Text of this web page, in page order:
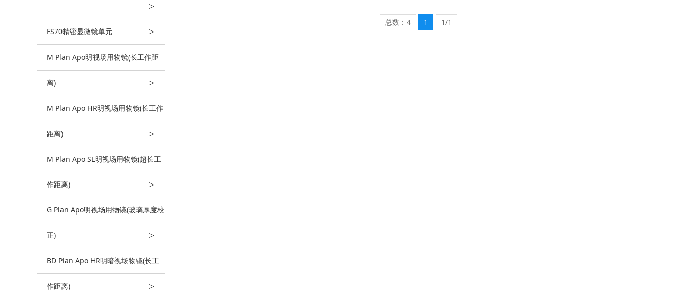
>
FS70精密显微镜单元 >
M Plan Apo明视场用物镜(长工作距
离) >
M Plan Apo HR明视场用物镜(长工作
距离) >
M Plan Apo SL明视场用物镜(超长工
作距离) >
G Plan Apo明视场用物镜(玻璃厚度校
正) >
BD Plan Apo HR明暗视场物镜(长工
作距离) >
总数：4 1 1/1